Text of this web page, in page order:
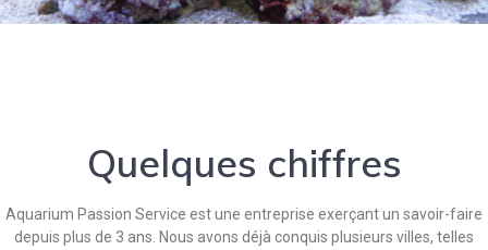
Quelques chiffres
Aquarium Passion Service est une entreprise exerçant un savoir-faire
depuis plus de 3 ans. Nous avons déjà conquis plusieurs villes, telles